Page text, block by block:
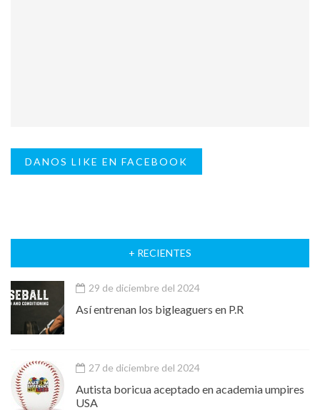
DANOS LIKE EN FACEBOOK
+ RECIENTES
29 de diciembre del 2024
Así entrenan los bigleaguers en P.R
27 de diciembre del 2024
Autista boricua aceptado en academia umpires
USA